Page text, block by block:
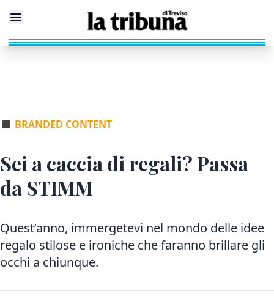
◼ BRANDED CONTENT
Sei a caccia di regali? Passa
da STIMM
Quest’anno, immergetevi nel mondo delle idee
regalo stilose e ironiche che faranno brillare gli
occhi a chiunque.